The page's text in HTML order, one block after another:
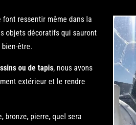
font ressentir même dans la
objets décoratifs qui sauront
être.
ou de tapis, nous avons
extérieur et le rendre
bronze, pierre, quel sera